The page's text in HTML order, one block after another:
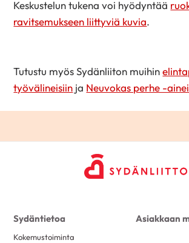
Keskustelun tukena voi hyödyntää
ravitsemukseen liittyviä kuvia.
Tutustu myös Sydänliiton muihin
työvälineisiin ja Neuvokas perhe -
Sydäntietoa
Kokemustoiminta
Asiakkaan